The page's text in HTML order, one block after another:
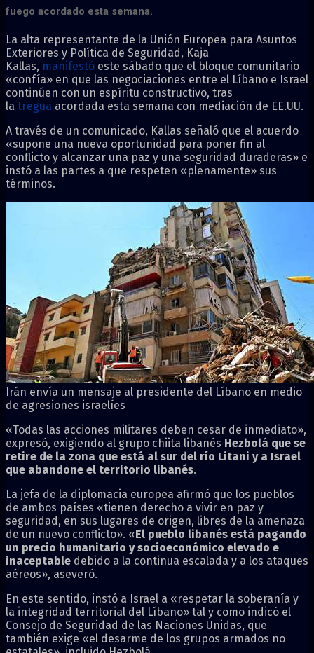
fuego acordado esta semana.
La alta representante de la Unión Europea para Asuntos
Exteriores y Política de Seguridad, Kaja
Kallas, manifestó este sábado que el bloque comunitario
«confía» en que las negociaciones entre el Líbano e Israel
continúen con un espíritu constructivo, tras
la tregua acordada esta semana con mediación de EE.UU.
A través de un comunicado, Kallas señaló que el acuerdo
«supone una nueva oportunidad para poner fin al
conflicto y alcanzar una paz y una seguridad duraderas» e
instó a las partes a que respeten «plenamente» sus
términos.
Irán envía un mensaje al presidente del Líbano en medio
de agresiones israelíes
«Todas las acciones militares deben cesar de inmediato»,
expresó, exigiendo al grupo chiita libanés Hezbolá que se
retire de la zona que está al sur del río Litani y a Israel
que abandone el territorio libanés.
La jefa de la diplomacia europea afirmó que los pueblos
de ambos países «tienen derecho a vivir en paz y
seguridad, en sus lugares de origen, libres de la amenaza
de un nuevo conflicto». «El pueblo libanés está pagando
un precio humanitario y socioeconómico elevado e
inaceptable debido a la continua escalada y a los ataques
aéreos», aseveró.
En este sentido, instó a Israel a «respetar la soberanía y
la integridad territorial del Líbano» tal y como indicó el
Consejo de Seguridad de las Naciones Unidas, que
también exige «el desarme de los grupos armados no